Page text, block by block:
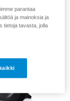
parantaa
ja mainoksia ja
tietoja tavasta, jolla